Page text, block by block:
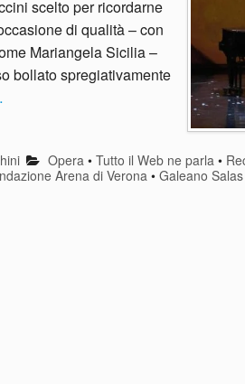
scelto per ricordarne
di qualità – con
Mariangela Sicilia –
bollato spregiativamente
Opera • Tutto il Web ne parla •
Arena di Verona • Galeano Salas